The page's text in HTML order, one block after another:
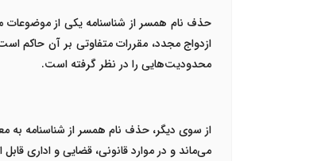
حذف نام همسر از شناسنامه یکی از
ازدواج مجدد، مقررات متفاوتی بر آن حاکم
محدودیت‌هایی را در نظر گرفته است.
از سوی دیگر، حذف نام همسر از شناسنامه به
می‌ماند و در موارد قانونی، قضایی و اداری